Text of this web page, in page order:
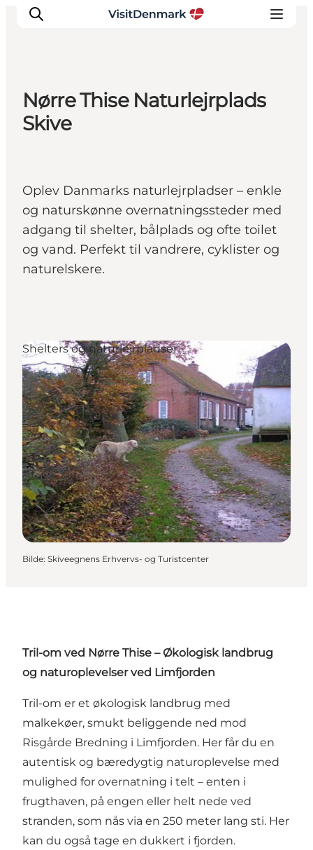
Inspirasjon
Planlegg reisen
Nørre Thise Naturlejrplads
Skive
Oplev Danmarks naturlejrpladser – enkle
og naturskønne overnatningssteder med
adgang til shelter, bålplads og ofte toilet
og vand. Perfekt til vandrere, cyklister og
naturelskere.
Shelters og naturlejrpladser
Bilde: Skiveegnens Erhvervs- og Turistcenter
Tril-om ved Nørre Thise – Økologisk landbrug
og naturoplevelser ved Limfjorden
Tril-om er et økologisk landbrug med
malkekøer, smukt beliggende ned mod
Risgårde Bredning i Limfjorden. Her får du en
autentisk og bæredygtig naturoplevelse med
mulighed for overnatning i telt – enten i
frugthaven, på engen eller helt nede ved
stranden, som nås via en 250 meter lang sti. Her
kan du også tage en dukkert i fjorden.